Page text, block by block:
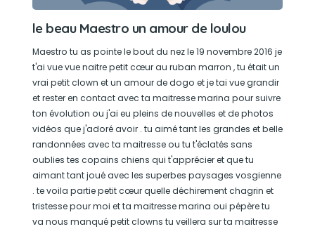
le beau Maestro un amour de loulou
Maestro tu as pointe le bout du nez le 19 novembre 2016 je
t'ai vue vue naitre petit cœur au ruban marron , tu était un
vrai petit clown et un amour de dogo et je tai vue grandir
et rester en contact avec ta maitresse marina pour suivre
ton évolution ou j'ai eu pleins de nouvelles et de photos
vidéos que j'adoré avoir . tu aimé tant les grandes et belle
randonnées avec ta maitresse ou tu t'éclatés sans
oublies tes copains chiens qui t'apprécier et que tu
aimant tant joué avec les superbes paysages vosgienne
. te voila partie petit cœur quelle déchirement chagrin et
tristesse pour moi et ta maitresse marina oui pépère tu
va nous manqué petit clowns tu veillera sur ta maitresse